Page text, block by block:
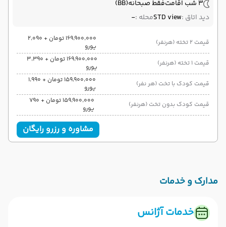
3 شب اقامت فقط صبحانه(BB)
دید اتاق :STD viewمحله :-
قیمت 2 تخته (هرنفر)
۱۶۹٬۹۰۰٬۰۰۰ تومان + ۲٬۰۹۰
یورو
قیمت 1 تخته (هرنفر)
۱۶۹٬۹۰۰٬۰۰۰ تومان + ۳٬۳۹۰
یورو
قیمت کودک با تخت (هر نفر)
۱۵۹٬۹۰۰٬۰۰۰ تومان + ۱٬۹۹۰
یورو
قیمت کودک بدون تخت (هرنفر)
۱۵۹٬۹۰۰٬۰۰۰ تومان + ۷۹۰
یورو
مشاوره و رزرو رایگان
مدارک و خدمات
خدمات آژانس